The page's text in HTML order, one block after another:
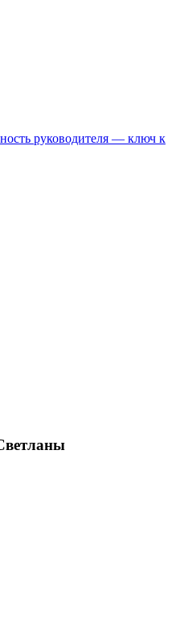
руководителя — ключ к